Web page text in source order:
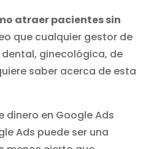
atraer pacientes sin
que cualquier gestor de
ginecológica, de
saber acerca de esta
dinero en Google Ads
Ads puede ser una